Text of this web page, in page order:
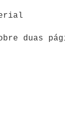
duas